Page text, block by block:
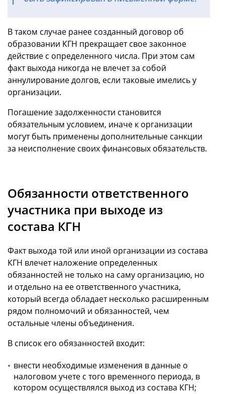
В таком случае ранее созданный договор об
образовании КГН прекращает свое законное
действие с определенного числа. При этом сам
факт выхода никогда не влечет за собой
аннулирование долгов, если таковые имелись у
организации.
Погашение задолженности становится
обязательным условием, иначе к организации
могут быть применены дополнительные санкции
за неисполнение своих финансовых обязательств.
Обязанности ответственного
участника при выходе из
состава КГН
Факт выхода той или иной организации из состава
КГН влечет наложение определенных
обязанностей не только на саму организацию, но
и отдельно на ее ответственного участника,
который всегда обладает несколько расширенным
рядом полномочий и обязанностей, чем
остальные члены объединения.
В список его обязанностей входит:
внести необходимые изменения в данные о
налоговом учете с того временного периода, в
котором осуществлялся выход из состава КГН;